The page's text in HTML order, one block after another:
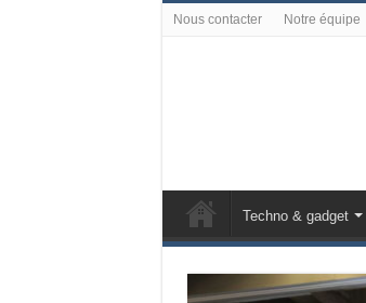
Nous contacter Notre équipe
Techno & gadget